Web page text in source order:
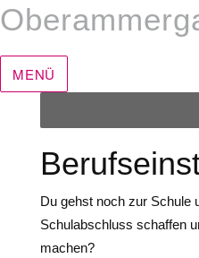
MENÜ
Du gehst noch zur Schule
Schulabschluss schaffen
machen?